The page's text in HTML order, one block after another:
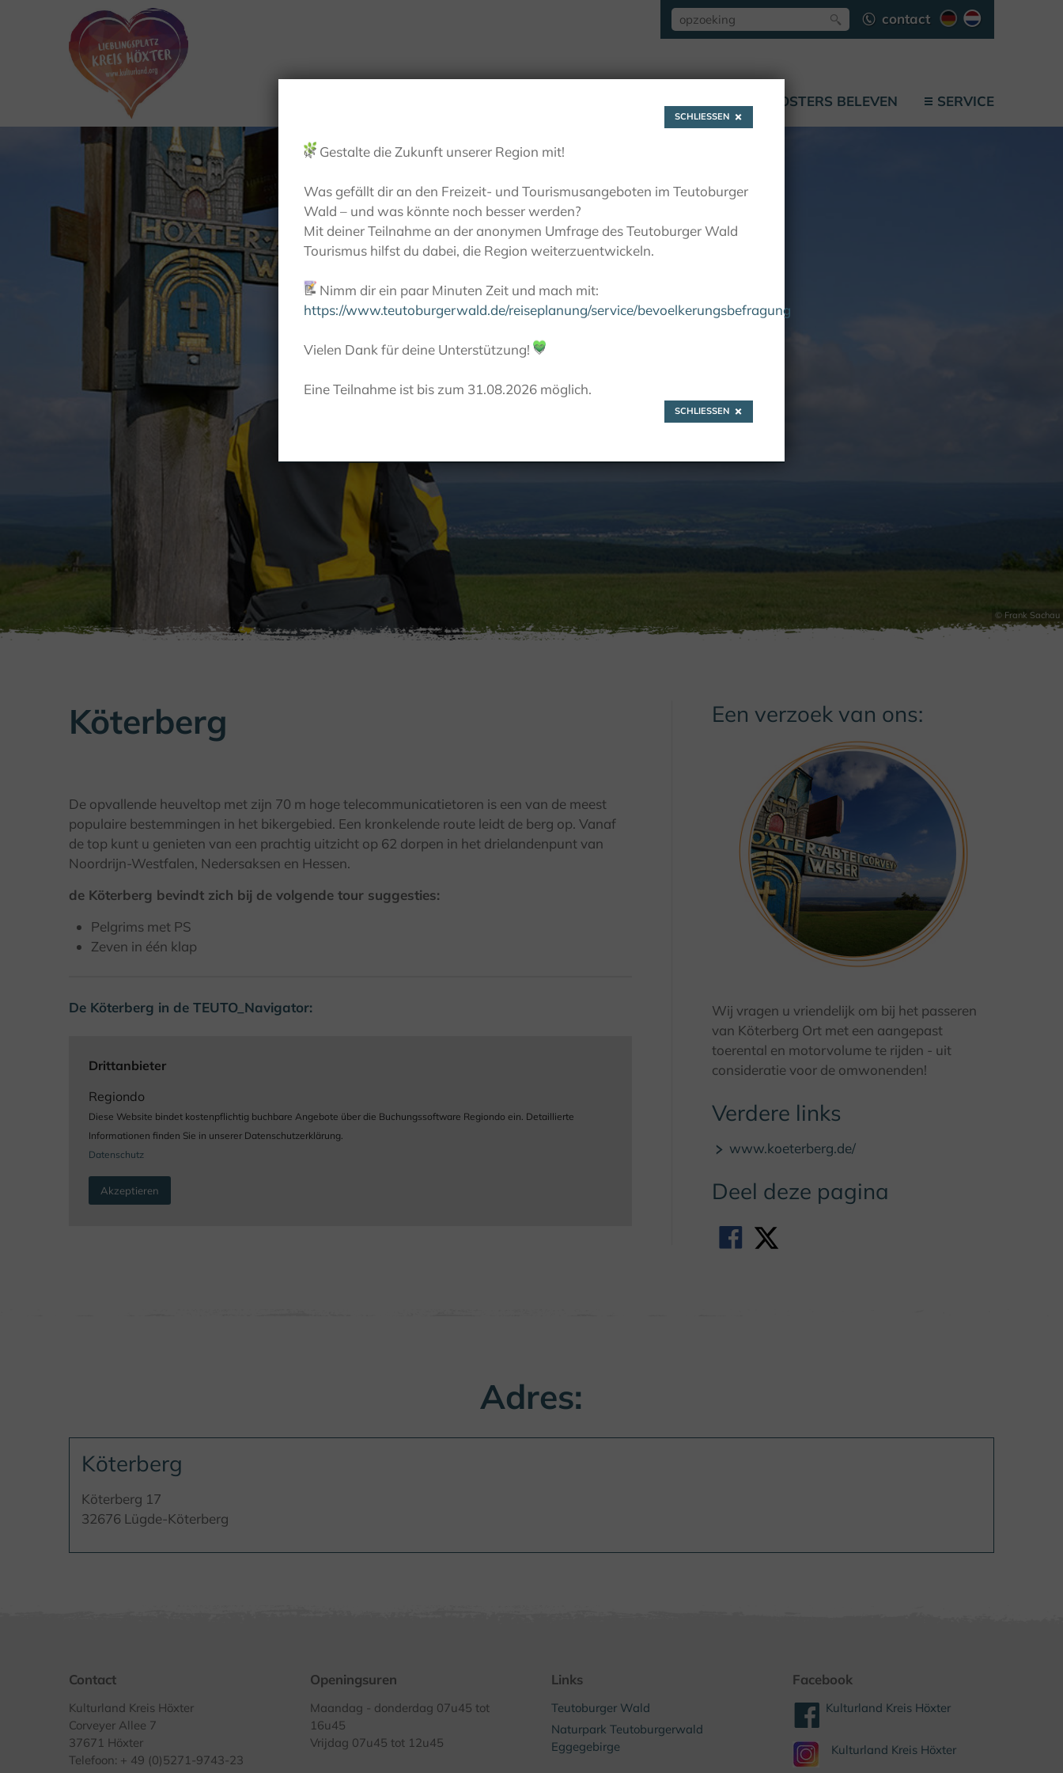
contact
KLOOSTERS BELEVEN SERVICE
Köterberg
© Frank Sachau
Köterberg
De opvallende heuveltop met zijn 70 m hoge telecommunicatietoren is een van de meest
populaire bestemmingen in het bikergebied. Een kronkelende route leidt de berg op. Vanaf
de top kunt u genieten van een prachtig uitzicht op 62 dorpen in het drielandenpunt van
Noordrijn-Westfalen, Nedersaksen en Hessen.
de Köterberg bevindt zich bij de volgende tour suggesties:
Pelgrims met PS
Zeven in één klap
De Köterberg in de TEUTO_Navigator:
Drittanbieter
Regiondo
Diese Website bindet kostenpflichtig buchbare Angebote über die Buchungssoftware Regiondo ein. Detaillierte
Informationen finden Sie in unserer Datenschutzerklärung.
Datenschutz
Akzeptieren
Een verzoek van ons:
© Frank Sachau
Wij vragen u vriendelijk om bij het passeren
van Köterberg Ort met een aangepast
toerental en motorvolume te rijden - uit
consideratie voor de omwonenden!
Verdere links
www.koeterberg.de/
Deel deze pagina
Adres:
Köterberg
Köterberg 17
32676 Lügde-Köterberg
Contact
Kulturland Kreis Höxter
Corveyer Allee 7
37671 Höxter
Telefoon: + 49 (0)5271-9743-23
Openingsuren
Maandag - donderdag 07u45 tot
16u45
Vrijdag 07u45 tot 12u45
Links
Teutoburger Wald
Naturpark Teutoburgerwald
Eggegebirge
Facebook
Kulturland Kreis Höxter
Kulturland Kreis Höxter
SCHLIESSEN
🌿 Gestalte die Zukunft unserer Region mit!
Was gefällt dir an den Freizeit- und Tourismusangeboten im Teutoburger
Wald – und was könnte noch besser werden?
Mit deiner Teilnahme an der anonymen Umfrage des Teutoburger Wald
Tourismus hilfst du dabei, die Region weiterzuentwickeln.
📝 Nimm dir ein paar Minuten Zeit und mach mit:
https://www.teutoburgerwald.de/reiseplanung/service/bevoelkerungsbefragung
Vielen Dank für deine Unterstützung! 💚
Eine Teilnahme ist bis zum 31.08.2026 möglich.
SCHLIESSEN